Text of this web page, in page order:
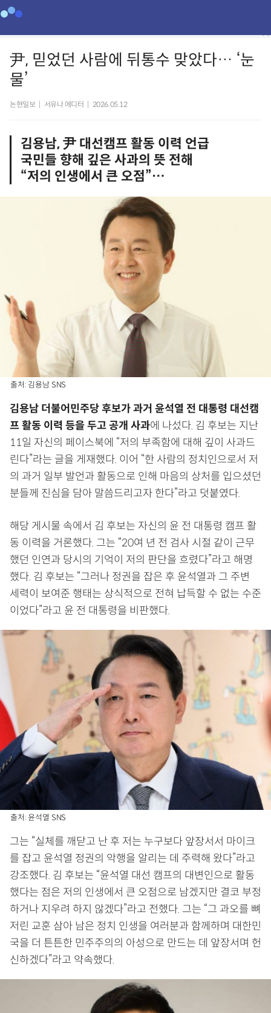
尹, 믿었던 사람에 뒤통수 맞았다… ‘눈
물’
논현일보 서유나 에디터 2026.05.12
김용남, 尹 대선캠프 활동 이력 언급
국민들 향해 깊은 사과의 뜻 전해
“저의 인생에서 큰 오점”…
출처: 김용남 SNS
김용남 더불어민주당 후보가 과거 윤석열 전 대통령 대선캠
프 활동 이력 등을 두고 공개 사과에 나섰다. 김 후보는 지난
11일 자신의 페이스북에 “저의 부족함에 대해 깊이 사과드
린다”라는 글을 게재했다. 이어 “한 사람의 정치인으로서 저
의 과거 일부 발언과 활동으로 인해 마음의 상처를 입으셨던
분들께 진심을 담아 말씀드리고자 한다”라고 덧붙였다.
해당 게시물 속에서 김 후보는 자신의 윤 전 대통령 캠프 활
동 이력을 거론했다. 그는 “20여 년 전 검사 시절 같이 근무
했던 인연과 당시의 기억이 저의 판단을 흐렸다”라고 해명
했다. 김 후보는 “그러나 정권을 잡은 후 윤석열과 그 주변
세력이 보여준 행태는 상식적으로 전혀 납득할 수 없는 수준
이었다”라고 윤 전 대통령을 비판했다.
출처: 윤석열 SNS
그는 “실체를 깨닫고 난 후 저는 누구보다 앞장서서 마이크
를 잡고 윤석열 정권의 악행을 알리는 데 주력해 왔다”라고
강조했다. 김 후보는 “윤석열 대선 캠프의 대변인으로 활동
했다는 점은 저의 인생에서 큰 오점으로 남겠지만 결코 부정
하거나 지우려 하지 않겠다”라고 전했다. 그는 “그 과오를 뼈
저린 교훈 삼아 남은 정치 인생을 여러분과 함께하며 대한민
국을 더 튼튼한 민주주의의 아성으로 만드는 데 앞장서며 헌
신하겠다”라고 약속했다.